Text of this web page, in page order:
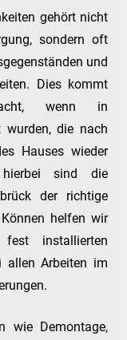
gehört nicht
sondern oft
und
Dies kommt
wenn in
wurden, die nach
Hauses wieder
sind die
der richtige
helfen wir
installierten
allen Arbeiten im
wie Demontage,